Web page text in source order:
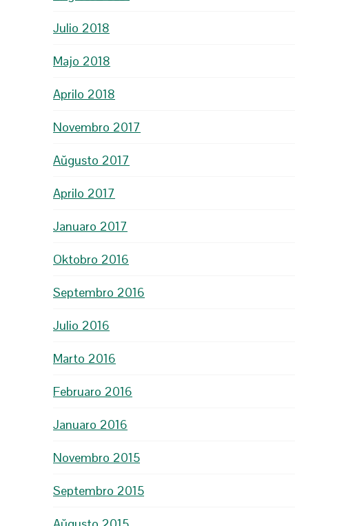
Julio 2018
Majo 2018
Aprilo 2018
Novembro 2017
Aŭgusto 2017
Aprilo 2017
Januaro 2017
Oktobro 2016
Septembro 2016
Julio 2016
Marto 2016
Februaro 2016
Januaro 2016
Novembro 2015
Septembro 2015